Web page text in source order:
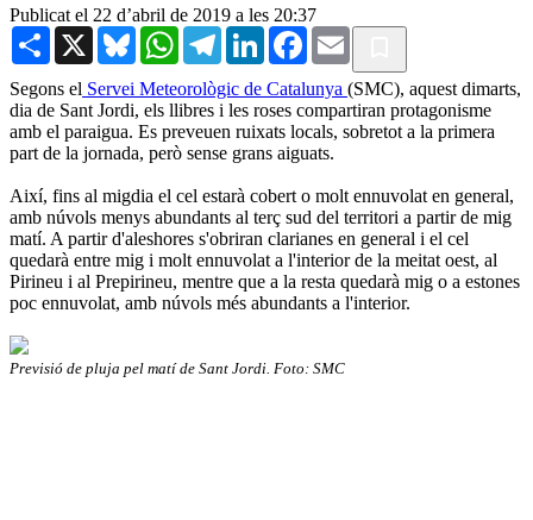
Publicat el 22 d’abril de 2019 a les 20:37
Share X BlueskyWhatsAppTelegramLinkedInFacebook
Email
Segons el Servei Meteorològic de Catalunya (SMC), aquest dimarts,
dia de Sant Jordi, els llibres i les roses compartiran protagonisme
amb el paraigua. Es preveuen ruixats locals, sobretot a la primera
part de la jornada, però sense grans aiguats.
Així, fins al migdia el cel estarà cobert o molt ennuvolat en general,
amb núvols menys abundants al terç sud del territori a partir de mig
matí. A partir d'aleshores s'obriran clarianes en general i el cel
quedarà entre mig i molt ennuvolat a l'interior de la meitat oest, al
Pirineu i al Prepirineu, mentre que a la resta quedarà mig o a estones
poc ennuvolat, amb núvols més abundants a l'interior.
Previsió de pluja pel matí de Sant Jordi. Foto: SMC